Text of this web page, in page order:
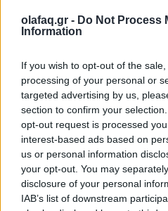
olafaq.gr - Do Not Process
Information
If you wish to opt-out of the
processing of your personal or
targeted advertising by us,
section to confirm your
opt-out request is processed
interest-based ads based on
us or personal information
your opt-out. You may
disclosure of your personal
IAB’s list of downstream
Δημοσιεύθηκε σεΑθλητικά|Tagged
Breuckelen ,ITALIA 1990 ,Loustau,
Δείτε